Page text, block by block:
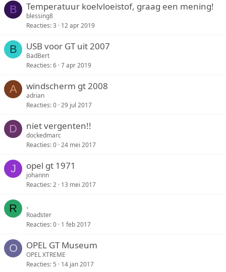
B Temperatuur koelvloeistof, graag een mening!
blessing8
Reacties 3 12 apr 2019
B USB voor GT uit 2007
BadBert
Reacties 6 7 apr 2019
A windscherm gt 2008
adrian
Reacties 0 29 jul 2017
D niet vergenten!!
dockedmarc
Reacties 0 24 mei 2017
J opel gt 1971
johannn
Reacties 2 13 mei 2017
R .
Roadster
Reacties 0 1 feb 2017
O OPEL GT Museum
OPEL XTREME
Reacties 5 14 jan 2017